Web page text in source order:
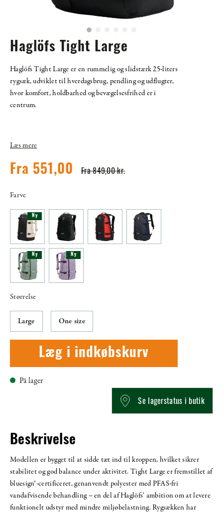
Haglöfs Tight Large
Haglöfs Tight Large er en rummelig og slidstærk 25-liters
rygsæk, udviklet til hverdagsbrug, pendling og udflugter,
hvor komfort, holdbarhed og bevægelsesfrihed er i
centrum.
Læs mere
Fra 849,00 kr.
Fra 551,00
Farve
Ny
Ny Ny
Størrelse
Large One size
Læg i indkøbskurv
På lager
Se lagerstatus i butik
Beskrivelse
Modellen er bygget til at sidde tæt ind til kroppen, hvilket sikrer
stabilitet og god balance under aktivitet. Tight Large er fremstillet af
bluesign®-certificeret, genanvendt polyester med PFAS-fri
vandafvisende behandling – en del af Haglöfs' ambition om at levere
funktionelt udstyr med mindre miljøbelastning. Rygsækken har